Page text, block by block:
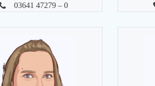
03641 47279 – 0